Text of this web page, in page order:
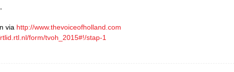
via http://www.thevoiceofholland.com
form/tvoh_2015#!/stap-1